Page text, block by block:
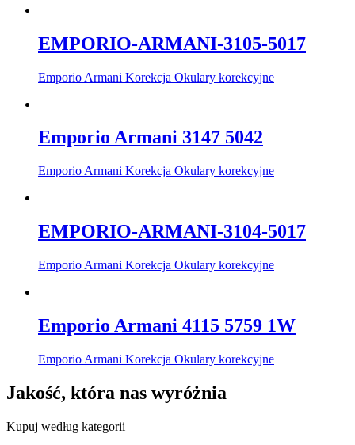
EMPORIO-ARMANI-3105-5017
Emporio Armani Korekcja Okulary korekcyjne
Emporio Armani 3147 5042
Emporio Armani Korekcja Okulary korekcyjne
EMPORIO-ARMANI-3104-5017
Emporio Armani Korekcja Okulary korekcyjne
Emporio Armani 4115 5759 1W
Emporio Armani Korekcja Okulary korekcyjne
Jakość, która nas wyróżnia
Kupuj według kategorii